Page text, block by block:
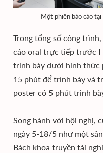
Một phiên báo cáo
Trong tổng số công
cáo oral trực tiếp trước
trình bày dưới hình thức
15 phút để trình bày và
poster có 5 phút trình
Song hành với hội nghị,
ngày 5-18/5 như một
Bách khoa truyền tải